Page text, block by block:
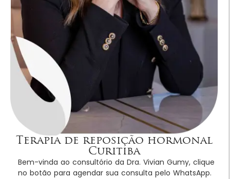
Terapia de reposição hormonal
Curitiba
Bem-vinda ao consultório da Dra. Vivian Gumy, clique
no botão para agendar sua consulta pelo WhatsApp.